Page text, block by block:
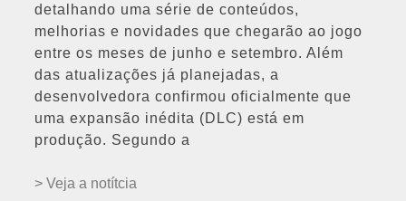
detalhando uma série de conteúdos,
melhorias e novidades que chegarão ao jogo
entre os meses de junho e setembro. Além
das atualizações já planejadas, a
desenvolvedora confirmou oficialmente que
uma expansão inédita (DLC) está em
produção. Segundo a
> Veja a notítcia